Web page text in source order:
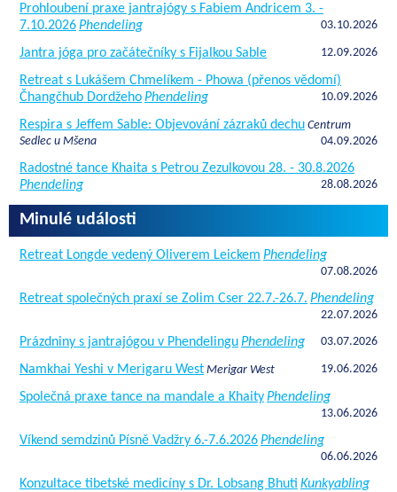
Prohloubení praxe jantrajógy s Fabiem Andricem 3. -
7.10.2026Phendeling 03.10.2026
Jantra jóga pro začátečníky s Fijalkou Sable 12.09.2026
Retreat s Lukášem Chmelíkem - Phowa (přenos vědomí)
Čhangčhub DordžehoPhendeling 10.09.2026
Respira s Jeffem Sable: Objevování zázraků dechu Centrum
Sedlec u Mšena
04.09.2026
Radostné tance Khaita s Petrou Zezulkovou 28. - 30.8.2026
Phendeling
28.08.2026
Minulé události
Retreat Longde vedený Oliverem Leickem Phendeling
07.08.2026
Retreat společných praxí se Zolim Cser 22.7.-26.7. Phendeling
22.07.2026
Prázdniny s jantrajógou v PhendelinguPhendeling 03.07.2026
Namkhai Yeshi v Merigaru West Merigar West 19.06.2026
Společná praxe tance na mandale a KhaityPhendeling
13.06.2026
Víkend semdzinů Písně Vadžry 6.-7.6.2026Phendeling
06.06.2026
Konzultace tibetské medicíny s Dr. Lobsang Bhuti Kunkyabling